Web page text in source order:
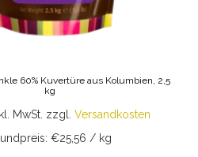
60% Kuvertüre aus Kolumbien, 2,5
kg
MwSt. zzgl. Versandkosten
€25,56 / kg